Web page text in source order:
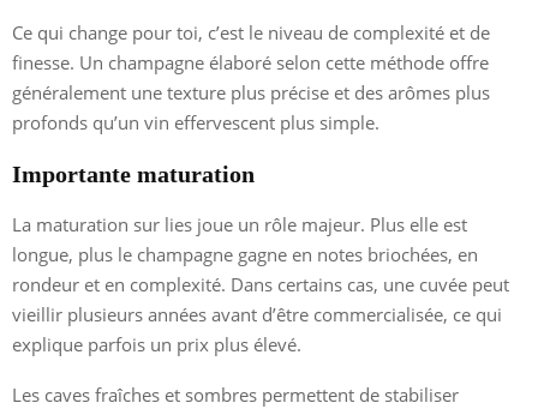
Ce qui change pour toi, c’est le niveau de complexité et de
finesse. Un champagne élaboré selon cette méthode offre
généralement une texture plus précise et des arômes plus
profonds qu’un vin effervescent plus simple.
Importante maturation
La maturation sur lies joue un rôle majeur. Plus elle est
longue, plus le champagne gagne en notes briochées, en
rondeur et en complexité. Dans certains cas, une cuvée peut
vieillir plusieurs années avant d’être commercialisée, ce qui
explique parfois un prix plus élevé.
Les caves fraîches et sombres permettent de stabiliser